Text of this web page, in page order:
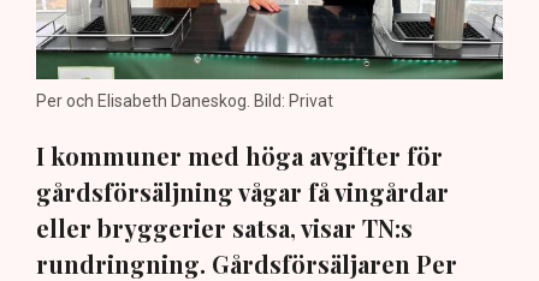
Per och Elisabeth Daneskog. Bild: Privat
I kommuner med höga avgifter för
gårdsförsäljning vågar få vingårdar
eller bryggerier satsa, visar TN:s
rundringning. Gårdsförsäljaren Per